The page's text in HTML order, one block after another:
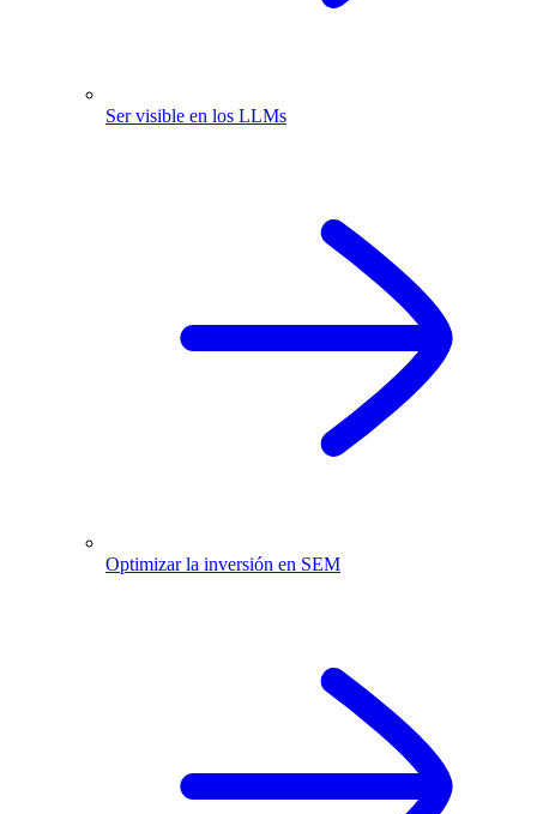
Ser visible en los LLMs
Optimizar la inversión en SEM